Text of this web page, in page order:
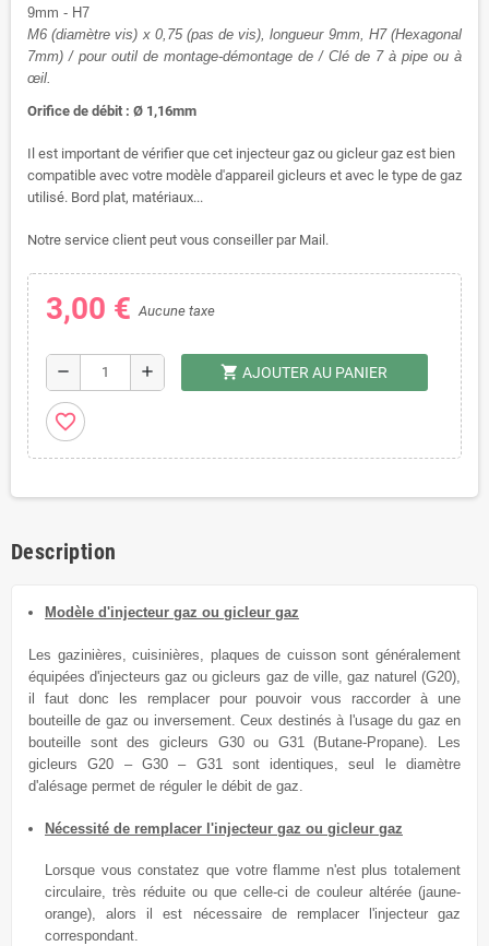
9mm - H7
M6 (diamètre vis) x 0,75 (pas de vis), longueur 9mm, H7 (Hexagonal
7mm) / pour outil de montage-démontage de / Clé de 7 à pipe ou à
œil.
Orifice de débit : Ø 1,16mm
Il est important de vérifier que cet injecteur gaz ou gicleur gaz est bien
compatible avec votre modèle d'appareil gicleurs et avec le type de gaz
utilisé. Bord plat, matériaux...
Notre service client peut vous conseiller par Mail.
3,00 €Aucune taxe
remove add shopping_cart AJOUTER AU PANIER
favorite_border
Description
Modèle d'injecteur gaz ou gicleur gaz
Les gazinières, cuisinières, plaques de cuisson sont généralement
équipées d'injecteurs gaz ou gicleurs gaz deville, gaz naturel (G20),
il faut donc les remplacer pourpouvoir vous raccorder à une
bouteille de gaz ou inversement. Ceux destinés à l'usage du gaz en
bouteille sont des gicleurs G30 ou G31 (Butane-Propane). Les
gicleurs G20 – G30 – G31 sont identiques, seul le diamètre
d'alésage permet de réguler le débit de gaz.
Nécessité de remplacer l'injecteur gaz ou gicleur gaz
Lorsque vous constatez que votre flamme n'est plus totalement
circulaire, très réduite ou que celle-ci de couleur altérée (jaune-
orange), alors il est nécessaire de remplacer l'injecteur gaz
correspondant.